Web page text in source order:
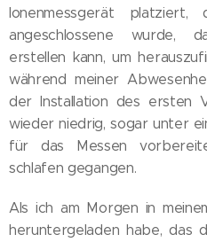
Ionenmessgerät
angeschlossene wurde,
erstellen kann, um
während meiner
der Installation des ersten
wieder niedrig, sogar unter
für das Messen
schlafen gegangen.
Als ich am Morgen in
heruntergeladen habe, das